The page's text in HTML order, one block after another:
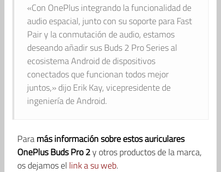
«Con OnePlus integrando la funcionalidad de
audio espacial, junto con su soporte para Fast
Pair y la conmutación de audio, estamos
deseando añadir sus Buds 2 Pro Series al
ecosistema Android de dispositivos
conectados que funcionan todos mejor
juntos,» dijo Erik Kay, vicepresidente de
ingeniería de Android.
Paramás información sobre estos auriculares
OnePlus Buds Pro 2y otros productos de la marca,
os dejamos el link a su web.